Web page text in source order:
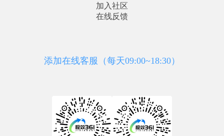
加入社区
在线反馈
添加在线客服（每天09:00~18:30）